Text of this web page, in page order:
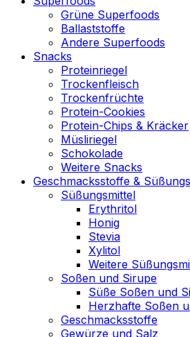
Grüne Superfoods
Ballaststoffe
Andere Superfoods
Snacks
Proteinriegel
Trockenfleisch
Trockenfrüchte
Protein-Cookies
Protein-Chips & Kräcker
Müsliriegel
Schokolade
Weitere Snacks
Geschmacksstoffe &
Süßungsmittel
Erythritol
Honig
Stevia
Xylitol
Weitere
Soßen und Sirupe
Süße Soßen und
Herzhafte Soßen
Geschmacksstoffe
Gewürze und Salz